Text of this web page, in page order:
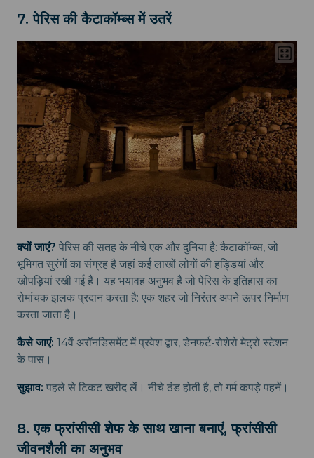
7. पेरिस की कैटाकॉम्ब्स में उतरें
क्यों जाएं? पेरिस की सतह के नीचे एक और दुनिया है: कैटाकॉम्ब्स, जो
भूमिगत सुरंगों का संग्रह है जहां कई लाखों लोगों की हड्डियां और
खोपड़ियां रखी गई हैं। यह भयावह अनुभव है जो पेरिस के इतिहास का
रोमांचक झलक प्रदान करता है: एक शहर जो निरंतर अपने ऊपर निर्माण
करता जाता है।
कैसे जाएं: 14वें अरॉनडिसमेंट में प्रवेश द्वार, डेनफर्ट-रोशेरो मेट्रो स्टेशन
के पास।
सुझाव: पहले से टिकट खरीद लें। नीचे ठंड होती है, तो गर्म कपड़े पहनें।
8. एक फ्रांसीसी शेफ के साथ खाना बनाएं, फ्रांसीसी
जीवनशैली का अनुभव